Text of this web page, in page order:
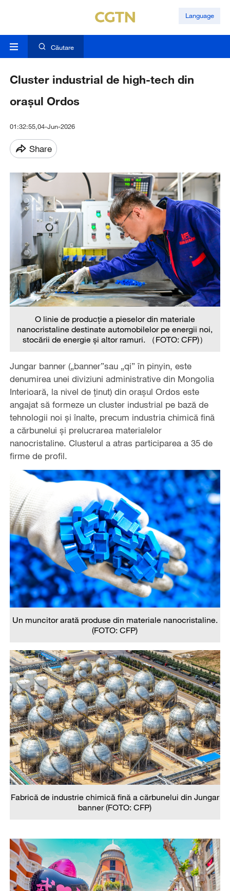
Language
Căutare
Cluster industrial de high-tech din
orașul Ordos
01:32:55,04-Jun-2026
Share
O linie de producție a pieselor din materiale
nanocristaline destinate automobilelor pe energii noi,
stocării de energie și altor ramuri. （FOTO: CFP)）
Jungar banner („banner”sau „qi” în pinyin, este
denumirea unei diviziuni administrative din Mongolia
Interioară, la nivel de ținut) din orașul Ordos este
angajat să formeze un cluster industrial pe bază de
tehnologii noi și înalte, precum industria chimică fină
a cărbunelui și prelucrarea materialelor
nanocristaline. Clusterul a atras participarea a 35 de
firme de profil.
Un muncitor arată produse din materiale nanocristaline.
(FOTO: CFP)
Fabrică de industrie chimică fină a cărbunelui din Jungar
banner (FOTO: CFP)